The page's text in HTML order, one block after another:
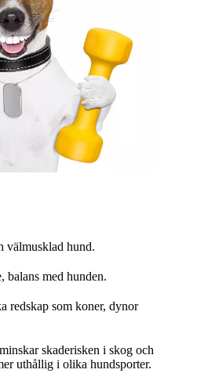
välmusklad hund.
balans med hunden.
redskap som koner, dynor
skaderisken i skog och
uthållig i olika hundsporter.